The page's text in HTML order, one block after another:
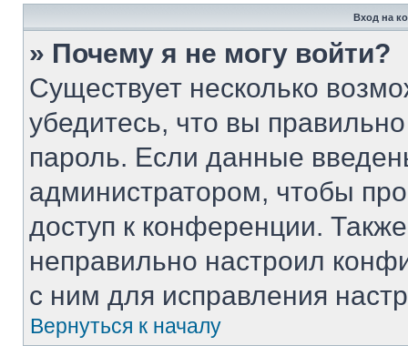
Вход на
» Почему я не могу войти?
Существует несколько
убедитесь, что вы
пароль. Если данные
администратором, чтобы
доступ к конференции.
неправильно настроил
с ним для исправления
Вернуться к началу